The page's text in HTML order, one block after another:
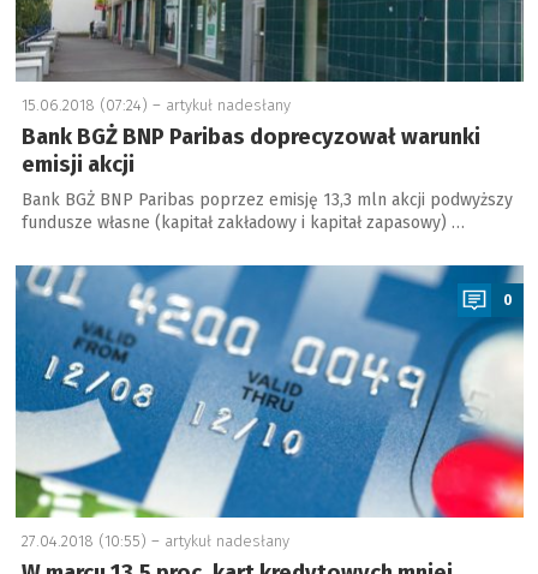
15.06.2018 (07:24) – artykuł nadesłany
Bank BGŻ BNP Paribas doprecyzował warunki
emisji akcji
Bank BGŻ BNP Paribas poprzez emisję 13,3 mln akcji podwyższy
fundusze własne (kapitał zakładowy i kapitał zapasowy) …
a
0
27.04.2018 (10:55) – artykuł nadesłany